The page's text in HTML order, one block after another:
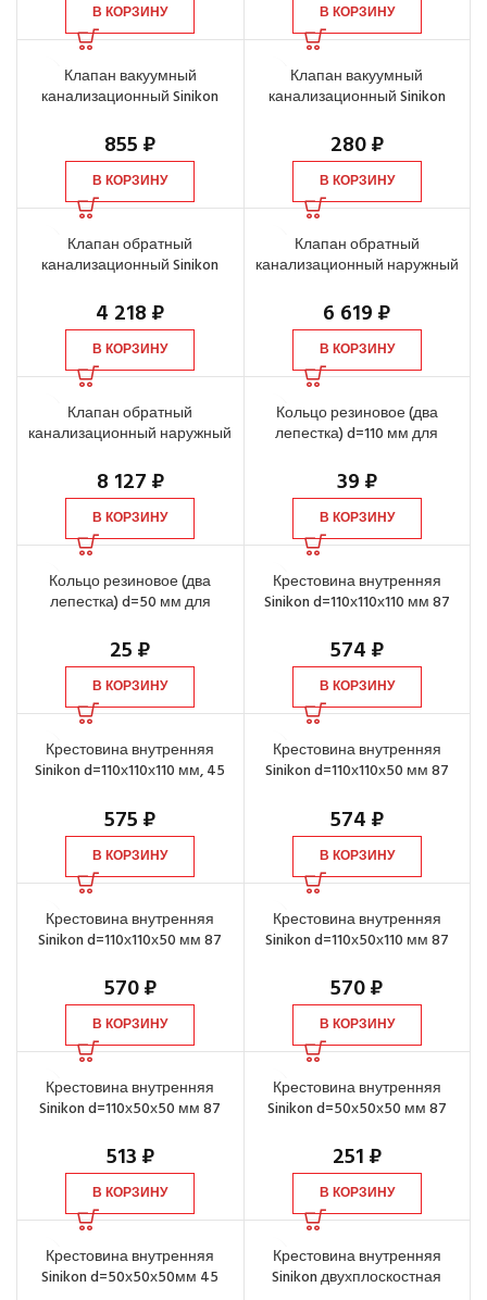
В КОРЗИНУ В КОРЗИНУ
Клапан вакуумный
канализационный Sinikon
855₽
В КОРЗИНУ
Клапан вакуумный
канализационный Sinikon
280₽
В КОРЗИНУ
Клапан обратный
канализационный Sinikon
4 218₽
В КОРЗИНУ
Клапан обратный
канализационный наружный
6 619₽
В КОРЗИНУ
Клапан обратный
канализационный наружный
8 127₽
В КОРЗИНУ
Кольцо резиновое (два
лепестка) d=110 мм для
соединения
39₽
В КОРЗИНУ
Кольцо резиновое (два
лепестка) d=50 мм для
соединения
25₽
В КОРЗИНУ
Крестовина внутренняя
Sinikon d=110х110х110 мм 87
574₽
В КОРЗИНУ
Крестовина внутренняя
Sinikon d=110х110х110 мм, 45
575₽
В КОРЗИНУ
Крестовина внутренняя
Sinikon d=110х110х50 мм 87
574₽
В КОРЗИНУ
Крестовина внутренняя
Sinikon d=110х110х50 мм 87
570₽
В КОРЗИНУ
Крестовина внутренняя
Sinikon d=110х50х110 мм 87
570₽
В КОРЗИНУ
Крестовина внутренняя
Sinikon d=110х50х50 мм 87
513₽
В КОРЗИНУ
Крестовина внутренняя
Sinikon d=50х50х50 мм 87
251₽
В КОРЗИНУ
Крестовина внутренняя
Sinikon d=50х50х50мм 45
Крестовина внутренняя
Sinikon двухплоскостная